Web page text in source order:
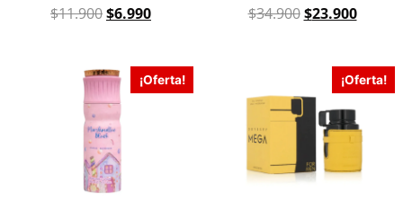
$11.900$6.990 $34.900 $23.900
¡Oferta! ¡Oferta!